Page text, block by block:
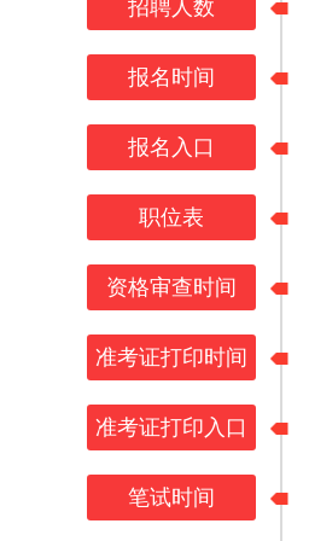
招聘人数
报名时间
报名入口
职位表
资格审查时间
准考证打印时间
准考证打印入口
笔试时间